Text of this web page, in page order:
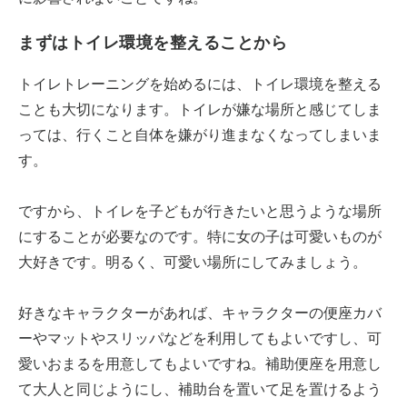
まずはトイレ環境を整えることから
トイレトレーニングを始めるには、トイレ環境を整える
ことも大切になります。トイレが嫌な場所と感じてしま
っては、行くこと自体を嫌がり進まなくなってしまいま
す。
ですから、トイレを子どもが行きたいと思うような場所
にすることが必要なのです。特に女の子は可愛いものが
大好きです。明るく、可愛い場所にしてみましょう。
好きなキャラクターがあれば、キャラクターの便座カバ
ーやマットやスリッパなどを利用してもよいですし、可
愛いおまるを用意してもよいですね。補助便座を用意し
て大人と同じようにし、補助台を置いて足を置けるよう